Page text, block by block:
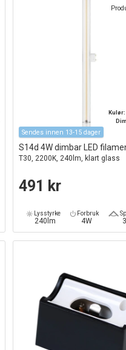
Kulør:
Sendes innen 13-15 dager
S14d 4W dimbar LED
T30, 2200K, 240lm, klart glass
491 kr
Lysstyrke
240lm
Forbruk
4W